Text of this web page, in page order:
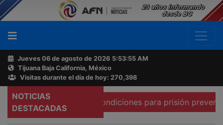
Jueves 06 de agosto de 2026 5:53:56 AM
Tijuana Baja California, México
Visitas durante el día de hoy: 270,398
NOTICIAS
DESTACADAS
que existen condiciones para prisión preventiva
Buscador
Acerca
de